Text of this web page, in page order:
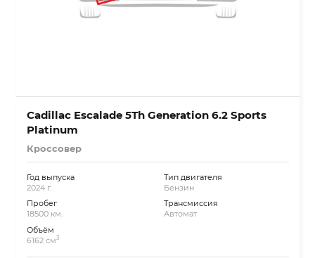
Cadillac Escalade 5Th Generation 6.2 Sports
Platinum
Кроссовер
Год выпуска
2024 г.
Пробег
18500 км.
Объём
6162 см3
Тип двигателя
Бензин
Трансмиссия
Автомат